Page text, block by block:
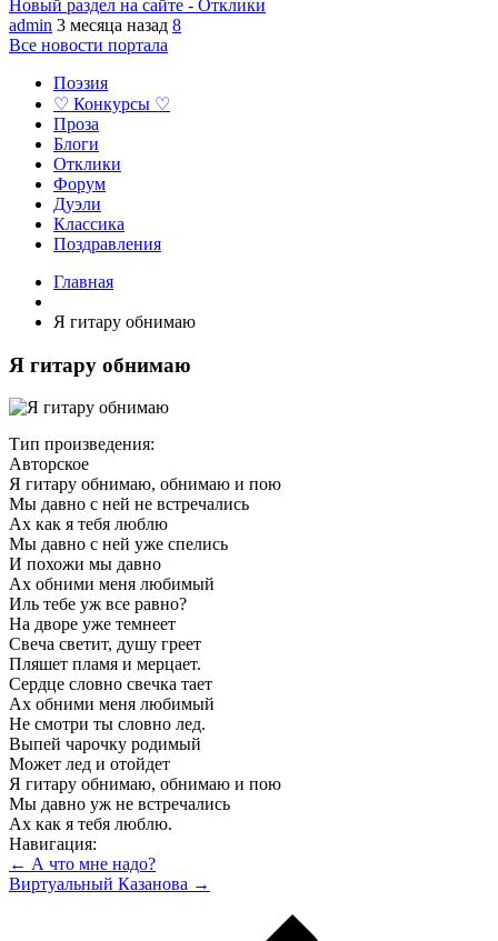
Новый раздел на сайте - Отклики
admin 3 месяца назад 8
Все новости портала
Поэзия
♡ Конкурсы ♡
Проза
Блоги
Отклики
Форум
Дуэли
Классика
Поздравления
Главная
Я гитару обнимаю
Я гитару обнимаю
Тип произведения:
Авторское
Я гитару обнимаю, обнимаю и пою
Мы давно с ней не встречались
Ах как я тебя люблю
Мы давно с ней уже спелись
И похожи мы давно
Ах обними меня любимый
Иль тебе уж все равно?
На дворе уже темнеет
Свеча светит, душу греет
Пляшет пламя и мерцает.
Сердце словно свечка тает
Ах обними меня любимый
Не смотри ты словно лед.
Выпей чарочку родимый
Может лед и отойдет
Я гитару обнимаю, обнимаю и пою
Мы давно уж не встречались
Ах как я тебя люблю.
Навигация:
← А что мне надо?
Виртуальный Казанова →